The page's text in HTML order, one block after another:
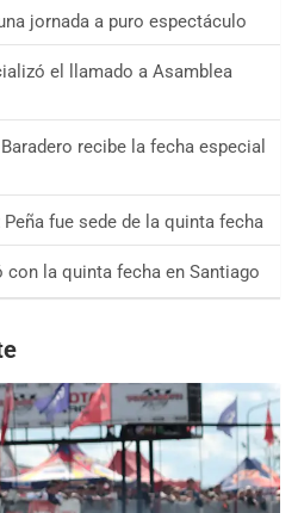
jornada a puro espectáculo
el llamado a Asamblea
recibe la fecha especial
Peña fue sede de la quinta fecha
con la quinta fecha en Santiago